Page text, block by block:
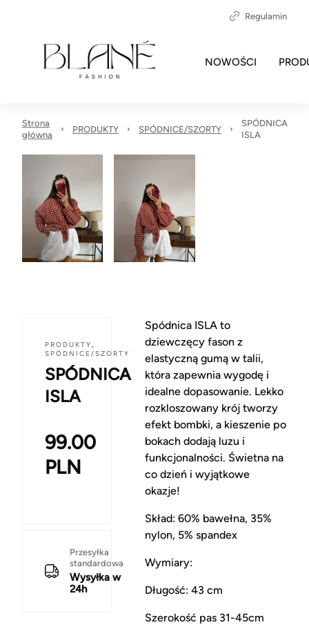
Regulamin
NOWOŚCI
Strona
główna
PRODUKTY SPÓDNICE/SZORTY
SPÓDNICA
ISLA
PRODUKTY,
SPÓDNICE/SZORTY
SPÓDNICA
ISLA
99.00
PLN
Przesyłka
standardowa
Wysyłka w
24h
Spódnica ISLA to
dziewczęcy fason z
elastyczną gumą w talii,
która zapewnia wygodę i
idealne dopasowanie. Lekko
rozkloszowany krój tworzy
efekt bombki, a kieszenie po
bokach dodają luzu i
funkcjonalności. Świetna na
co dzień i wyjątkowe
okazje!
Skład: 60% bawełna, 35%
nylon, 5% spandex
Wymiary:
Długość: 43 cm
Szerokość pas 31-45cm